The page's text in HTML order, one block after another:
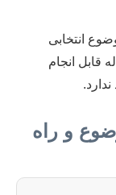
انتخابی
قابل انجام
و راه